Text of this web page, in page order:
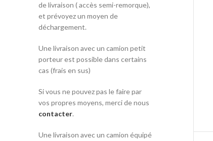
de livraison ( accès semi-remorque),
et prévoyez un moyen de
déchargement.
Une livraison avec un camion petit
porteur est possible dans certains
cas (frais en sus)
Si vous ne pouvez pas le faire par
vos propres moyens, merci de nous
contacter.
Une livraison avec un camion équipé